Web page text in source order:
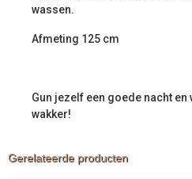
wassen.
Afmeting 125 cm
Gun jezelf een goede nacht
wakker!
Gerelateerde producten